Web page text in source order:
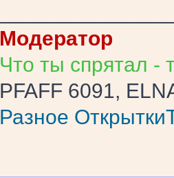
Модератор
Что ты спрятал -
PFAFF 6091,
Разное Открытки